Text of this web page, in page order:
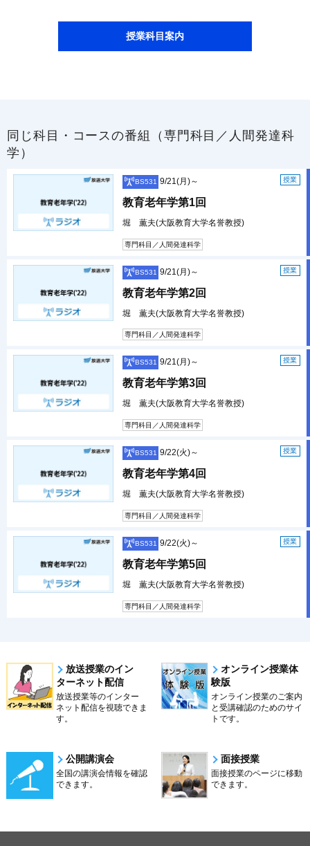
授業科目案内
同じ科目・コースの番組（専門科目／人間発達科
学）
BS531 授業
9/21(月)～
教育老年学第1回
堀 薫夫(大阪教育大学名誉教授)
専門科目／人間発達科学
BS531 授業
9/21(月)～
教育老年学第2回
堀 薫夫(大阪教育大学名誉教授)
専門科目／人間発達科学
BS531 授業
9/21(月)～
教育老年学第3回
堀 薫夫(大阪教育大学名誉教授)
専門科目／人間発達科学
BS531 授業
9/22(火)～
教育老年学第4回
堀 薫夫(大阪教育大学名誉教授)
専門科目／人間発達科学
BS531 授業
9/22(火)～
教育老年学第5回
堀 薫夫(大阪教育大学名誉教授)
専門科目／人間発達科学
放送授業のイン
ターネット配信
放送授業等のインター
ネット配信を視聴できま
す。
オンライン授業体
験版
オンライン授業のご案内
と受講確認のためのサイ
トです。
公開講演会
全国の講演会情報を確認
できます。
面接授業
面接授業のページに移動
できます。